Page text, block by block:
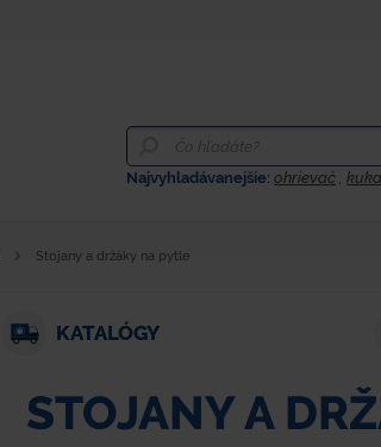
Najvyhladávanejšie:ohrievač ,kuka
Stojany a držáky na pytle
KATALÓGY
STOJANY A